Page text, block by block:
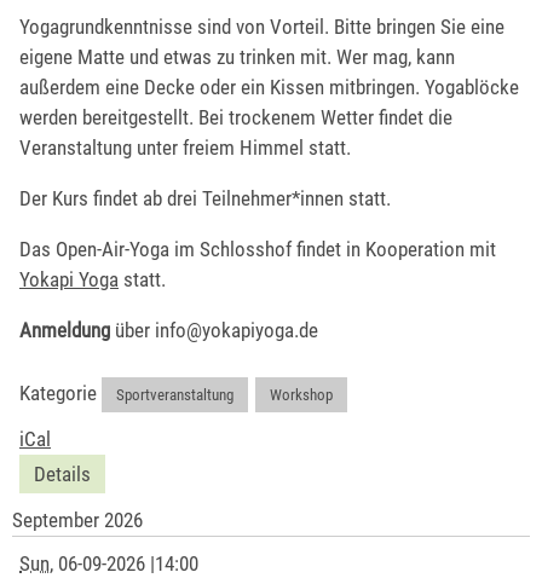
Yogagrundkenntnisse sind von Vorteil. Bitte bringen Sie eine
eigene Matte und etwas zu trinken mit. Wer mag, kann
außerdem eine Decke oder ein Kissen mitbringen. Yogablöcke
werden bereitgestellt. Bei trockenem Wetter findet die
Veranstaltung unter freiem Himmel statt.
Der Kurs findet ab drei Teilnehmer*innen statt.
Das Open-Air-Yoga im Schlosshof findet in Kooperation mit
Yokapi Yoga statt.
Anmeldung über info@yokapiyoga.de
Kategorie Sportveranstaltung Workshop
iCal
Details
September 2026
Sun, 06-09-2026 |14:00